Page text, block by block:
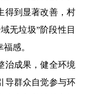
得到显著改善，村
无垃圾”阶段性目
感。
治成果，健全环境
导群众自觉参与环